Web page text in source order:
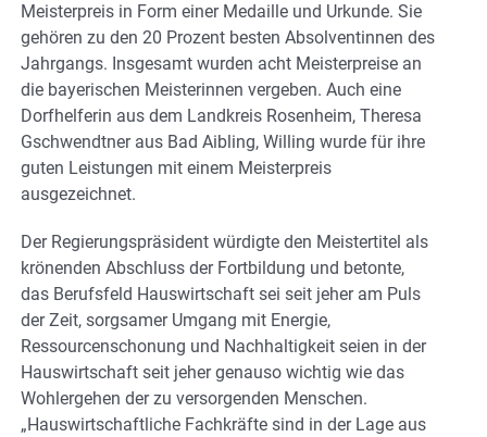
Meisterpreis in Form einer Medaille und Urkunde. Sie
gehören zu den 20 Prozent besten Absolventinnen des
Jahrgangs. Insgesamt wurden acht Meisterpreise an
die bayerischen Meisterinnen vergeben. Auch eine
Dorfhelferin aus dem Landkreis Rosenheim, Theresa
Gschwendtner aus Bad Aibling, Willing wurde für ihre
guten Leistungen mit einem Meisterpreis
ausgezeichnet.
Der Regierungspräsident würdigte den Meistertitel als
krönenden Abschluss der Fortbildung und betonte,
das Berufsfeld Hauswirtschaft sei seit jeher am Puls
der Zeit, sorgsamer Umgang mit Energie,
Ressourcenschonung und Nachhaltigkeit seien in der
Hauswirtschaft seit jeher genauso wichtig wie das
Wohlergehen der zu versorgenden Menschen.
„Hauswirtschaftliche Fachkräfte sind in der Lage aus